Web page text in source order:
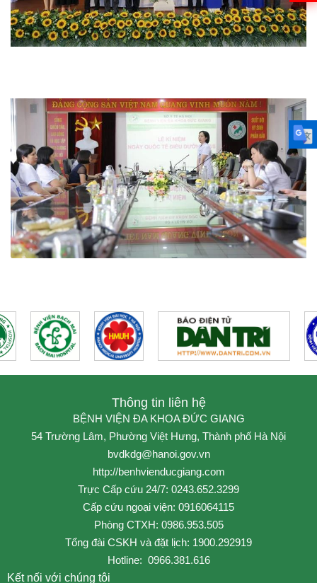
Thông tin liên hệ
BỆNH VIỆN ĐA KHOA ĐỨC GIANG
54 Trường Lâm, Phường Việt Hưng, Thành phố Hà Nội
bvdkdg@hanoi.gov.vn
http://benhvienducgiang.com
Trực Cấp cứu 24/7: 0243.652.3299
Cấp cứu ngoại viện: 0916064115
Phòng CTXH: 0986.953.505
Tổng đài CSKH và đặt lịch: 1900.292919
Hotline: 0966.381.616
Kết nối với chúng tôi